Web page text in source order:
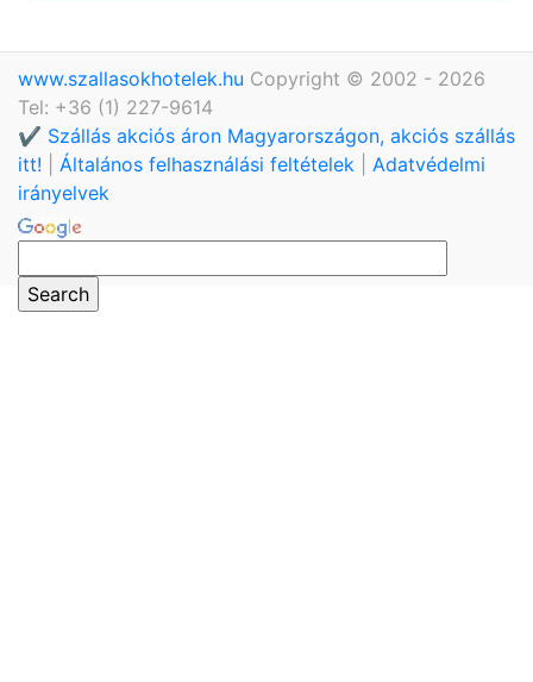
www.szallasokhotelek.hu Copyright © 2002 - 2026
Tel: +36 (1) 227-9614
✔️ Szállás akciós áron Magyarországon, akciós szállás
itt!
Általános felhasználási feltételek
Adatvédelmi
irányelvek